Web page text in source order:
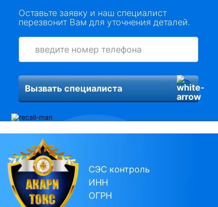
Оставьте заявку и наш специалист
перезвонит Вам для уточнения деталей.
Вызвать специалиста
СЭС контроль
ИНН
ОГРН